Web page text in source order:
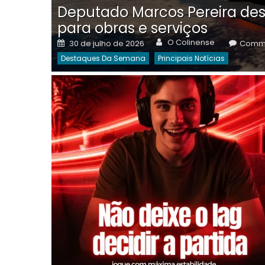
Deputado Marcos Pereira
para obras e serviços
Posted
on
30 de julho de 2026 Author
O Colinense
Destaques Da Semana Principais Notícias